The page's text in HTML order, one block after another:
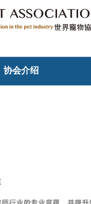
协会介绍